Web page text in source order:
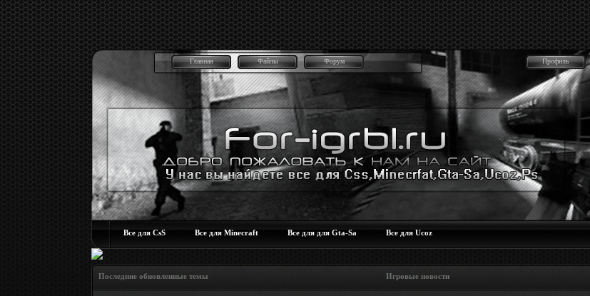
Главная Файлы Форум Профиль
Все для CsS Все для Minecraft Все для для Gta-Sa Все для Ucoz
Последние обновленные темы Игровые новости